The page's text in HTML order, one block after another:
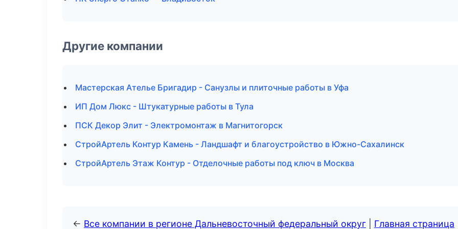
Другие компании
Мастерская Ателье Бригадир - Санузлы и плиточные работы в Уфа
ИП Дом Люкс - Штукатурные работы в Тула
ПСК Декор Элит - Электромонтаж в Магнитогорск
СтройАртель Контур Камень - Ландшафт и благоустройство в Южно-Сахалинск
СтройАртель Этаж Контур - Отделочные работы под ключ в Москва
← Все компании в регионе Дальневосточный федеральный округ Главная страница